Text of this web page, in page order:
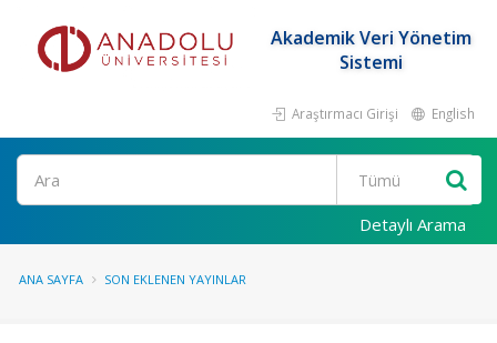
Akademik Veri Yönetim
Sistemi
Araştırmacı Girişi English
Ara
Detaylı Arama
ANA SAYFA SON EKLENEN YAYINLAR